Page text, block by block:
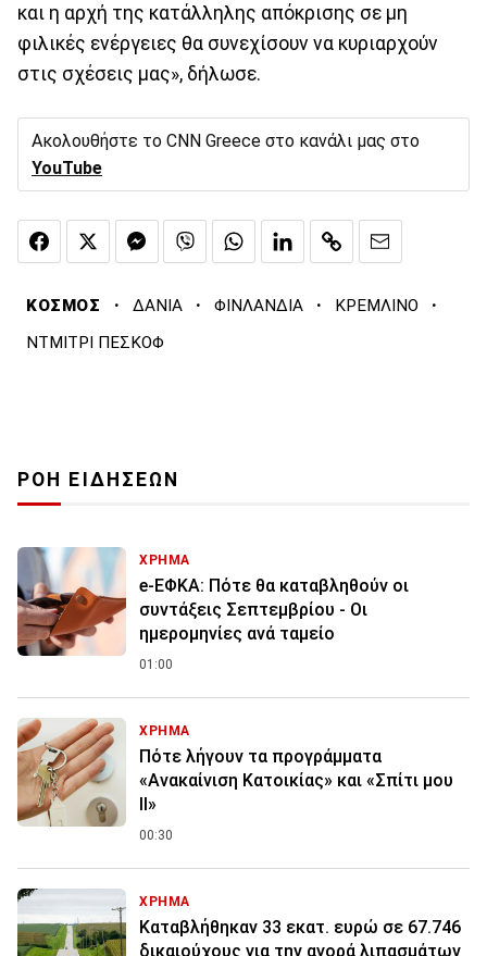
και η αρχή της κατάλληλης απόκρισης σε μη
φιλικές ενέργειες θα συνεχίσουν να κυριαρχούν
στις σχέσεις μας», δήλωσε.
Ακολουθήστε το CNN Greece στο κανάλι μας στο
YouTube
ΚΟΣΜΟΣ · ΔΑΝΙΑ · ΦΙΝΛΑΝΔΙΑ · ΚΡΕΜΛΙΝΟ ·
ΝΤΜΙΤΡΙ ΠΕΣΚΟΦ
ΡΟΗ ΕΙΔΗΣΕΩΝ
ΧΡΗΜΑ
e-ΕΦΚΑ: Πότε θα καταβληθούν οι
συντάξεις Σεπτεμβρίου - Οι
ημερομηνίες ανά ταμείο
01:00
ΧΡΗΜΑ
Πότε λήγουν τα προγράμματα
«Ανακαίνιση Κατοικίας» και «Σπίτι μου
ΙΙ»
00:30
ΧΡΗΜΑ
Καταβλήθηκαν 33 εκατ. ευρώ σε 67.746
δικαιούχους για την αγορά λιπασμάτων